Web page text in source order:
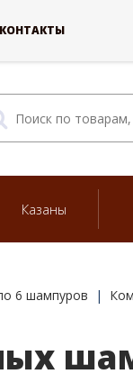
Казаны
6 шампуров
КОНТАКТЫ